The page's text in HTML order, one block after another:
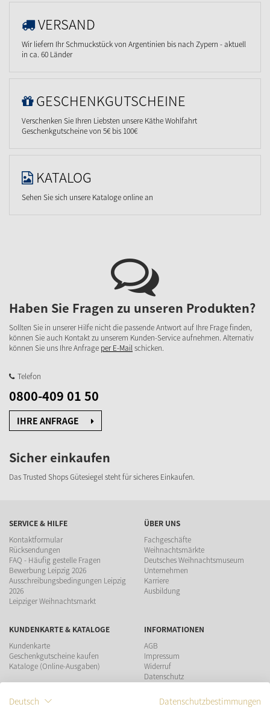
VERSAND
Wir liefern Ihr Schmuckstück von Argentinien bis nach Zypern - aktuell
in ca. 60 Länder
GESCHENKGUTSCHEINE
Verschenken Sie Ihren Liebsten unsere Käthe Wohlfahrt
Geschenkgutscheine von 5€ bis 100€
KATALOG
Sehen Sie sich unsere Kataloge online an
Haben Sie Fragen zu unseren Produkten?
Sollten Sie in unserer Hilfe nicht die passende Antwort auf Ihre Frage finden,
können Sie auch Kontakt zu unserem Kunden-Service aufnehmen. Alternativ
können Sie uns Ihre Anfrage per E-Mailschicken.
Telefon
0800-409 01 50
IHRE ANFRAGE
Sicher einkaufen
Das Trusted Shops Gütesiegel steht für sicheres Einkaufen.
SERVICE & HILFE
Kontaktformular
Rücksendungen
FAQ - Häufig gestelle Fragen
Bewerbung Leipzig 2026
Ausschreibungsbedingungen Leipzig
2026
Leipziger Weihnachtsmarkt
ÜBER UNS
Fachgeschäfte
Weihnachtsmärkte
Deutsches Weihnachtsmuseum
Unternehmen
Karriere
Ausbildung
KUNDENKARTE & KATALOGE
Kundenkarte
Geschenkgutscheine kaufen
Kataloge (Online-Ausgaben)
INFORMATIONEN
AGB
Impressum
Widerruf
Datenschutz
Deutsch Datenschutzbestimmungen